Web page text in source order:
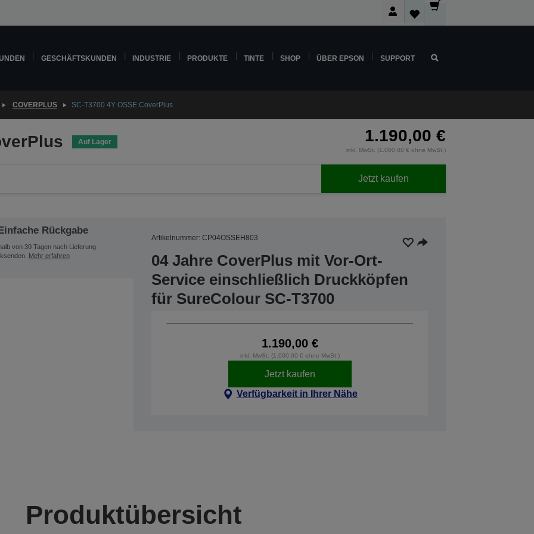
GESCHÄFTSKUNDEN INDUSTRIE PRODUKTE TINTE SHOP ÜBER EPSON SUPPORT
COVERPLUS SC-T3700 4Y OSSE CoverPlus
Auf Lager 1.190,00 €
inkl. MwSt. (1.000,00 € ohne MwSt.)
Jetzt kaufen
Rückgabe
von 30 Tagen nach Lieferung
Mehr erfahren
Artikelnummer: CP04OSSEH803
04 Jahre CoverPlus mit Vor-Ort-
Service einschließlich Druckköpfen
für SureColour SC-T3700
1.190,00 €
inkl. MwSt. (1.000,00 € ohne MwSt.)
Jetzt kaufen
Verfügbarkeit in Ihrer Nähe
Produktübersicht